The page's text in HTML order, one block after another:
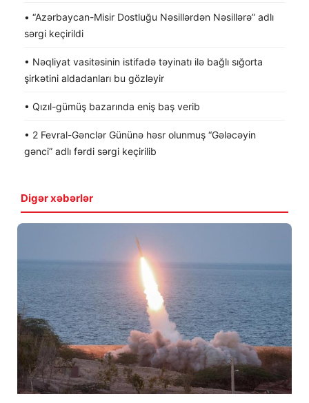
• “Azərbaycan-Misir Dostluğu Nəsillərdən Nəsillərə” adlı
sərgi keçirildi
• Nəqliyat vasitəsinin istifadə təyinatı ilə bağlı sığorta
şirkətini aldadanları bu gözləyir
• Qızıl-gümüş bazarında eniş baş verib
• 2 Fevral-Gənclər Gününə həsr olunmuş “Gələcəyin
gənci” adlı fərdi sərgi keçirilib
Digər xəbərlər